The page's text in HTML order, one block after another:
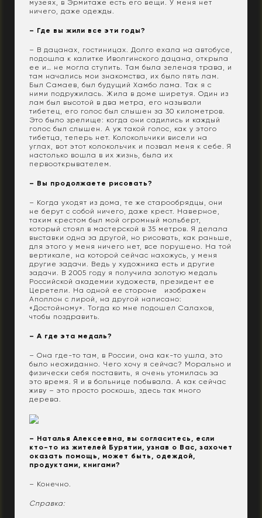
музеях, в Эрмитаже есть его вещи. У меня нет
ничего, даже одежды.
– Где вы жили все эти годы?
– В дацанах, гостиницах. Долго ехала на автобусе,
подошла к калитке Иволгинского дацана, открыла
ее и… не могла ступить. Там была зеленая трава, и
там начались мои знакомства, их было пять лам.
Был Самаев, был будущий Хамбо лама. Так я с
ними подружилась. Жила в доме ширетуя. Один из
лам был высотой в два метра, его называли
тибетец, его голос был слышен за 30 километров.
Это было зрелище: когда они садились и каждый
голос был слышен. А уж такой голос, как у этого
тибетца, теперь нет. Колокольчики висели на
углах, вот этот колокольчик и позвал меня к себе. Я
настолько вошла в их жизнь, была их
первооткрывателем.
– Вы продолжаете рисовать?
– Когда уходят из дома, те же старообрядцы, они
не берут с собой ничего, даже крест. Наверное,
таким крестом был мой огромный мольберт,
который стоял в мастерской в 35 метров. Я делала
выставки одна за другой, но рисовать, как раньше,
для этого у меня ничего нет, все порушено. На той
вертикале, на которой сейчас нахожусь, у меня
другие задачи. Ведь у художника есть и другие
задачи. В 2005 году я получила золотую медаль
Российской академии художеств, президент ее
Церетели. На одной ее стороне изображен
Аполлон с лирой, на другой написано:
«Достойному». Тогда ко мне подошел Салахов,
чтобы поздравить.
– А где эта медаль?
– Она где-то там, в России, она как-то ушла, это
было неожиданно. Чего хочу я сейчас? Морально и
физически себя поставить, я очень утомилась за
это время. Я и в больнице побывала. А как сейчас
живу – это просто роскошь, здесь так много
дерева.
– Наталья Алексеевна, вы согласитесь, если
кто-то из жителей Бурятии, узнав о Вас, захочет
оказать помощь, может быть, одеждой,
продуктами, книгами?
– Конечно.
Справка: